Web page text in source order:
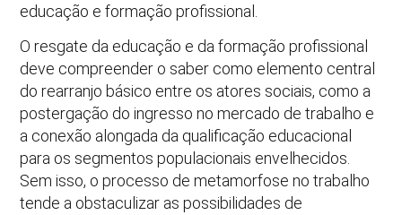
educação e formação profissional.
O resgate da educação e da formação profissional
deve compreender o saber como elemento central
do rearranjo básico entre os atores sociais, como a
postergação do ingresso no mercado de trabalho e
a conexão alongada da qualificação educacional
para os segmentos populacionais envelhecidos.
Sem isso, o processo de metamorfose no trabalho
tende a obstaculizar as possibilidades de